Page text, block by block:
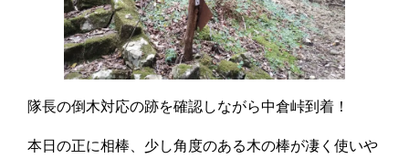
隊長の倒木対応の跡を確認しながら中倉峠到着！
本日の正に相棒、少し角度のある木の棒が凄く使いや